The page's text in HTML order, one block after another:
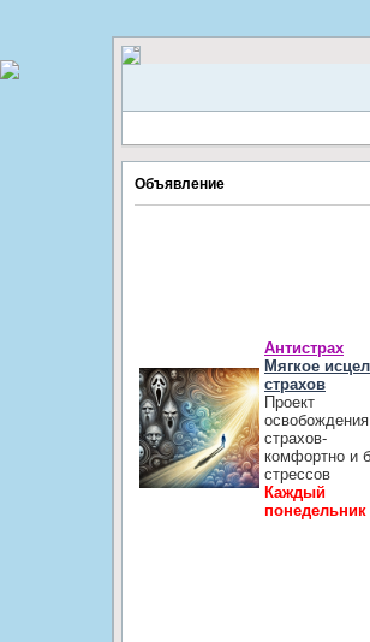
Объявление
Антистрах
Мягкое
страхов
Проект
страхов-
комфортно и
стрессов
Каждый
понедельник